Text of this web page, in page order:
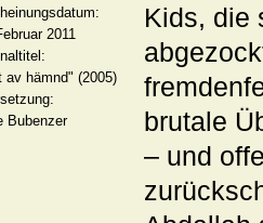
2011
av hämnd" (2005)
Bubenzer
Kids, die
brutale
– und